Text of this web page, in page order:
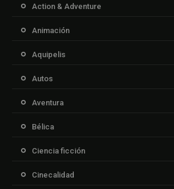
Action & Adventure
Animación
Aquipelis
Autos
Aventura
Bélica
Ciencia ficción
Cinecalidad